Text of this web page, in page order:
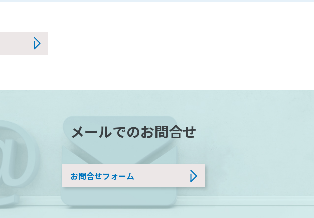
メールでのお問合せ
お問合せフォーム